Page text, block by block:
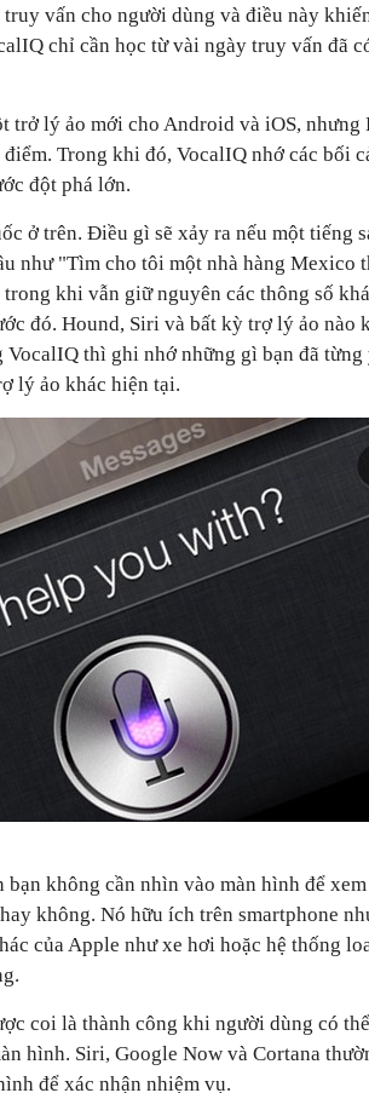
vấn cho người dùng và điều này
chỉ cần học từ vài ngày truy vấn đã
trở lý ảo mới cho Android và iOS, nhưng
Trong khi đó, VocalIQ nhớ các bối
đột phá lớn.
ở trên. Điều gì sẽ xảy ra nếu một tiếng
như "Tìm cho tôi một nhà hàng Mexico
khi vẫn giữ nguyên các thông số
đó. Hound, Siri và bất kỳ trợ lý ảo nào
thì ghi nhớ những gì bạn đã từng
lý ảo khác hiện tại.
không cần nhìn vào màn hình để
không. Nó hữu ích trên smartphone
của Apple như xe hơi hoặc hệ thống
coi là thành công khi người dùng có
hình. Siri, Google Now và Cortana
để xác nhận nhiệm vụ.